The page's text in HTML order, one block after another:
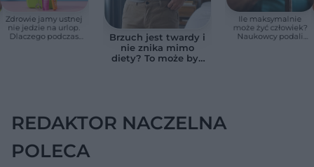
Zdrowie jamy ustnej
nie jedzie na urlop.
Dlaczego podczas
Brzuch jest twardy i
nie znika mimo
diety? To może być
Ile maksymalnie
może żyć człowiek?
Naukowcy podali
REDAKTOR NACZELNA
POLECA